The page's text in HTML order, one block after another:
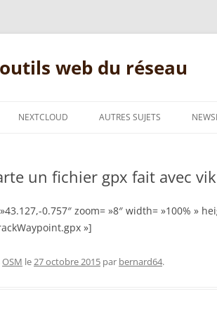
web du réseau
PRATIQUES
NEXTCLOUD AUTRES SUJETS
COMMENT FAIRE?
GNU/LINUX
MESSAGERIE
un fichier gpx fait avec
0.757″ zoom= »8″ width= »100% »
»]
OSM le27 octobre 2015 par bernard64.